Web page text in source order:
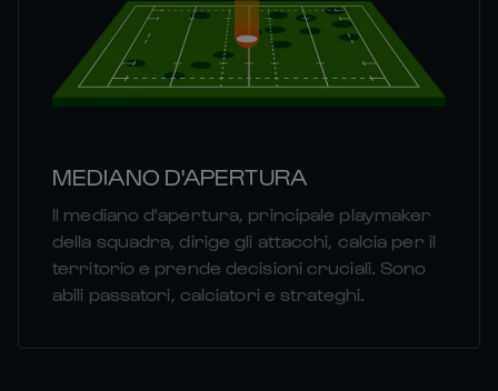
MEDIANO D'APERTURA
Il mediano d'apertura, principale playmaker
della squadra, dirige gli attacchi, calcia per il
territorio e prende decisioni cruciali. Sono
abili passatori, calciatori e strateghi.